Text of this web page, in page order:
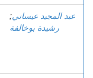
عبد المجيد عيساني;
رشيدة بوخالفة